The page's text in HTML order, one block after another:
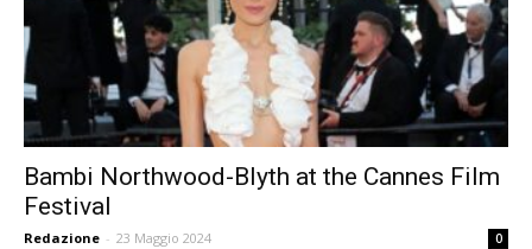
Bambi Northwood-Blyth at the Cannes Film
Festival
Redazione - 23 Maggio 2024 0